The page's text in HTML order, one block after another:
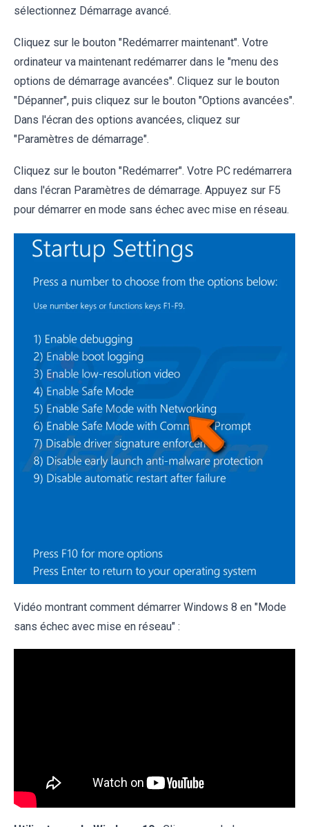
sélectionnez Démarrage avancé.
Cliquez sur le bouton "Redémarrer maintenant". Votre
ordinateur va maintenant redémarrer dans le "menu des
options de démarrage avancées". Cliquez sur le bouton
"Dépanner", puis cliquez sur le bouton "Options avancées".
Dans l'écran des options avancées, cliquez sur
"Paramètres de démarrage".
Cliquez sur le bouton "Redémarrer". Votre PC redémarrera
dans l'écran Paramètres de démarrage. Appuyez sur F5
pour démarrer en mode sans échec avec mise en réseau.
Vidéo montrant comment démarrer Windows 8 en "Mode
sans échec avec mise en réseau" :